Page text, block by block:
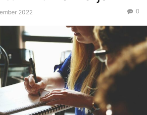
2022 0